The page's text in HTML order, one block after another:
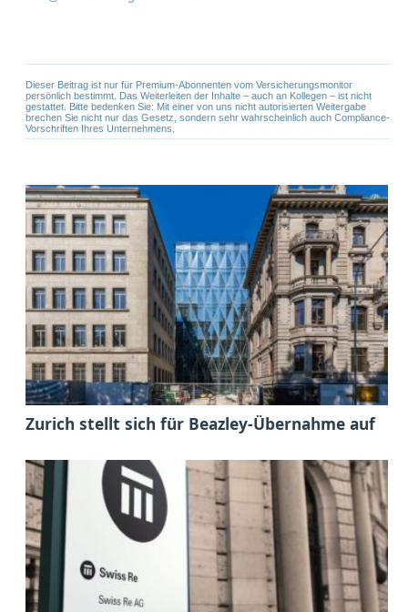
Dieser Beitrag ist nur für Premium-Abonnenten vom Versicherungsmonitor
persönlich bestimmt. Das Weiterleiten der Inhalte – auch an Kollegen – ist nicht
gestattet. Bitte bedenken Sie: Mit einer von uns nicht autorisierten Weitergabe
brechen Sie nicht nur das Gesetz, sondern sehr wahrscheinlich auch Compliance-
Vorschriften Ihres Unternehmens.
Zurich stellt sich für Beazley-Übernahme auf